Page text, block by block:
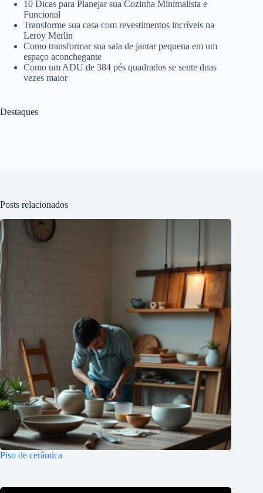
10 Dicas para Planejar sua Cozinha Minimalista e
Funcional
Transforme sua casa com revestimentos incríveis na
Leroy Merlin
Como transformar sua sala de jantar pequena em um
espaço aconchegante
Como um ADU de 384 pés quadrados se sente duas
vezes maior
Destaques
Posts relacionados
Piso de cerâmica